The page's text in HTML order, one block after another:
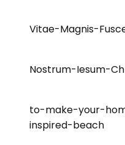
Vitae-Magnis-
Nostrum-Iesum-
to-make-your-
inspired-beach